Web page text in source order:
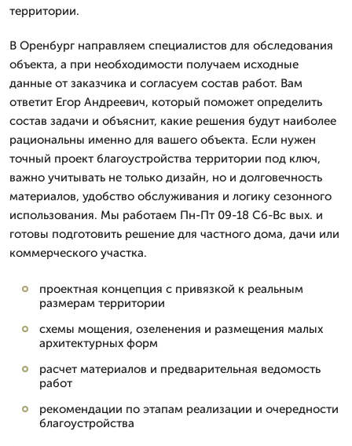
территории.
В Оренбург направляем специалистов для обследования
объекта, а при необходимости получаем исходные
данные от заказчика и согласуем состав работ. Вам
ответит Егор Андреевич, который поможет определить
состав задачи и объяснит, какие решения будут наиболее
рациональны именно для вашего объекта. Если нужен
точный проект благоустройства территории под ключ,
важно учитывать не только дизайн, но и долговечность
материалов, удобство обслуживания и логику сезонного
использования. Мы работаем Пн-Пт 09-18 Сб-Вс вых. и
готовы подготовить решение для частного дома, дачи или
коммерческого участка.
проектная концепция с привязкой к реальным
размерам территории
схемы мощения, озеленения и размещения малых
архитектурных форм
расчет материалов и предварительная ведомость
работ
рекомендации по этапам реализации и очередности
благоустройства